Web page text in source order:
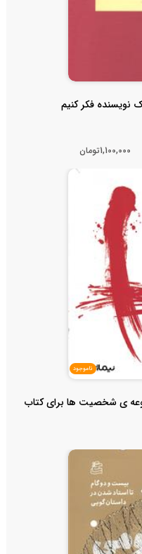
فکر کنیم
1,100,000تومان
ناموجود
ی شخصیت ها برای کتاب